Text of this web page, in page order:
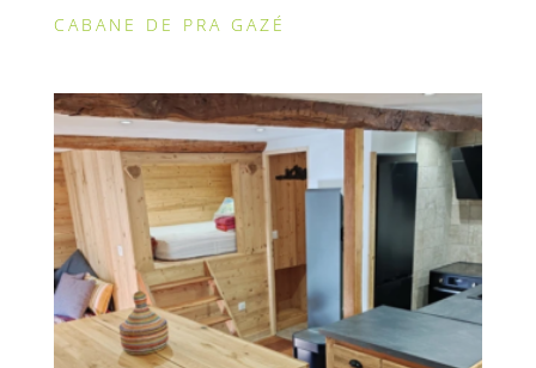
CABANE DE PRA GAZÉ